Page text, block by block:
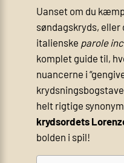
Uanset om du
søndagskryds, eller
italienske parole
komplet guide til,
nuancerne i
helt rigtige
krydsordets
bolden i spil!